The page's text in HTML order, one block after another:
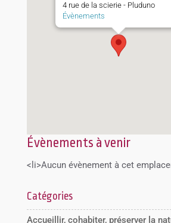
4 rue de la scierie - Pluduno
Évènements
Évènements à venir
<li>Aucun évènement à cet
Catégories
Accueillir, cohabiter, préserver la